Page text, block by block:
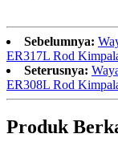
Sebelumnya:
ER317L Rod
Seterusnya:
ER308L Rod
Produk